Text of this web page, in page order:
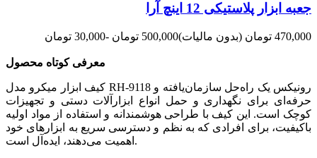
جعبه ابزار پلاستیکی 12 اینچ آرا
470,000 تومان (بدون مالیات)500,000 تومان -30,000 تومان
معرفی کوتاه محصول
کیف ابزار میکرو مدل RH‑9118 رونیکس یک راه‌حل سازمان‌یافته و
حرفه‌ای برای نگهداری و حمل انواع ابزارآلات دستی و تجهیزات
کوچک است. این کیف با طراحی هوشمندانه و استفاده از مواد اولیه
باکیفیت، برای افرادی که به نظم و دسترسی سریع به ابزارهای خود
اهمیت می‌دهند، ایده‌آل است.